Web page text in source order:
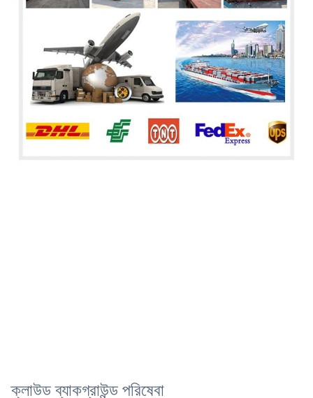
ক্লাউড ব্যাকগ্রাউন্ড পরিষেবা